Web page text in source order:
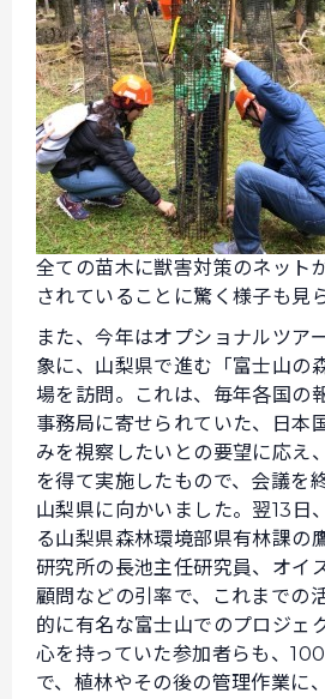
全ての苗木に獣害対策のネット
されていることに驚く様子も見
また、今年はオプショナルツア
象に、山梨県で進む「富士山の
場を訪問。これは、毎年各国の
事務局に寄せられていた、日本
みを視察したいとの要望に応え
を得て実施したもので、会議を
山梨県に向かいました。翌13日
る山梨県森林環境部県有林課の
研究所の長池主任研究員、オイ
顧問などの引率で、これまでの
的に有名な富士山でのプロジェ
心を持っていた参加者らも、
で、植林やその後の管理作業に